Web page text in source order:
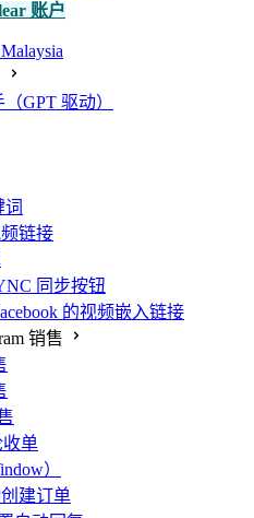
账户
GPT 驱动）
链接
同步按钮
的视频嵌入链接
销售
收单
）
建订单